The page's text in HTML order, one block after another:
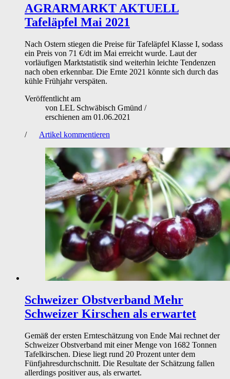
AGRARMARKT AKTUELL
Tafeläpfel Mai 2021
Nach Ostern stiegen die Preise für Tafeläpfel Klasse I, sodass
ein Preis von 71 €/dt im Mai erreicht wurde. Laut der
vorläufigen Marktstatistik sind weiterhin leichte Tendenzen
nach oben erkennbar. Die Ernte 2021 könnte sich durch das
kühle Frühjahr verspäten.
Veröffentlicht am
von LEL Schwäbisch Gmünd /
erschienen am 01.06.2021
/
Artikel kommentieren
Schweizer Obstverband Mehr
Schweizer Kirschen als erwartet
Gemäß der ersten Ernteschätzung von Ende Mai rechnet der
Schweizer Obstverband mit einer Menge von 1682 Tonnen
Tafelkirschen. Diese liegt rund 20 Prozent unter dem
Fünfjahresdurchschnitt. Die Resultate der Schätzung fallen
allerdings positiver aus, als erwartet.